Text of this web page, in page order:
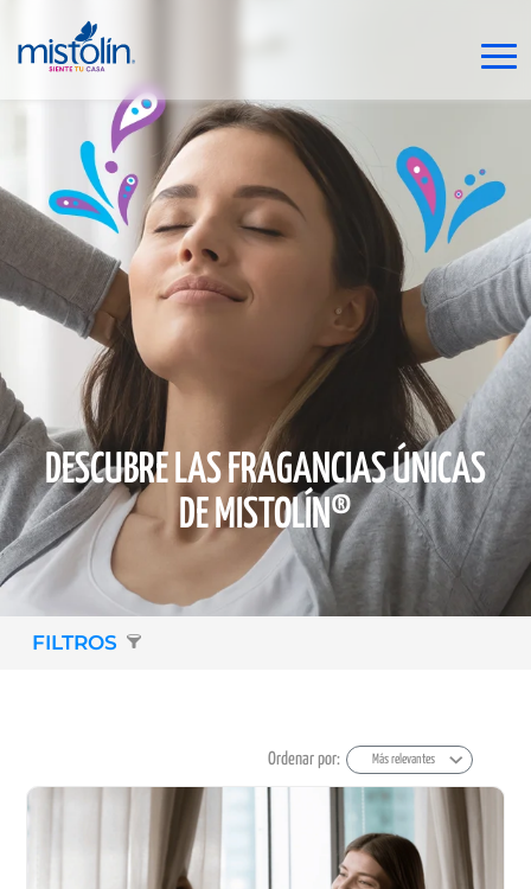
DESCUBRE LAS FRAGANCIAS ÚNICAS
DE MISTOLÍN®
FILTROS
Ordenar por: Más relevantes